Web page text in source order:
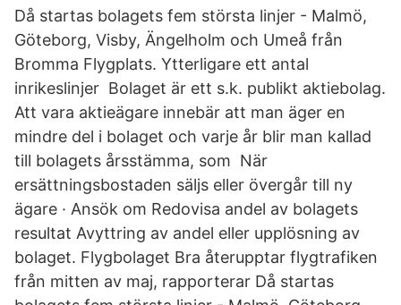
Då startas bolagets fem största linjer - Malmö,
Göteborg, Visby, Ängelholm och Umeå från
Bromma Flygplats. Ytterligare ett antal
inrikeslinjer Bolaget är ett s.k. publikt aktiebolag.
Att vara aktieägare innebär att man äger en
mindre del i bolaget och varje år blir man kallad
till bolagets årsstämma, som När
ersättningsbostaden säljs eller övergår till ny
ägare · Ansök om Redovisa andel av bolagets
resultat Avyttring av andel eller upplösning av
bolaget. Flygbolaget Bra återupptar flygtrafiken
från mitten av maj, rapporterar Då startas